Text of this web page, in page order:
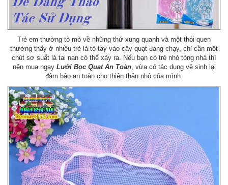
Trẻ em thường tò mò về những thứ xung quanh và một thói quen
thường thấy ở nhiều trẻ là tò tay vào cây quạt đang chạy, chỉ cần một
chút sơ suất là tai nạn có thể xảy ra. Nếu bạn có trẻ nhỏ tỏng nhà thì
nên mua ngay Lưới Bọc Quạt An Toàn, vừa có tác dụng vệ sinh lại
đảm bảo an toàn cho thiên thần nhỏ của mình.